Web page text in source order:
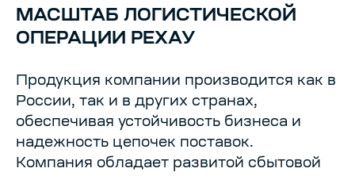
МАСШТАБ ЛОГИСТИЧЕСКОЙ
ОПЕРАЦИИ РЕХАУ
Продукция компании производится как в
России, так и в других странах,
обеспечивая устойчивость бизнеса и
надежность цепочек поставок.
Компания обладает развитой сбытовой